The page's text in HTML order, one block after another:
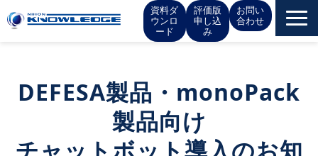
資料ダ
ウンロ
ード
評価版
申し込
み
お問い
合わせ
お役立ち情報
イベント
DEFESA製品・monoPack
製品向け
チャットボット導入のお知